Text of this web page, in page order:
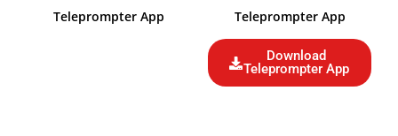
Teleprompter App
Teleprompter App
Download
Teleprompter App